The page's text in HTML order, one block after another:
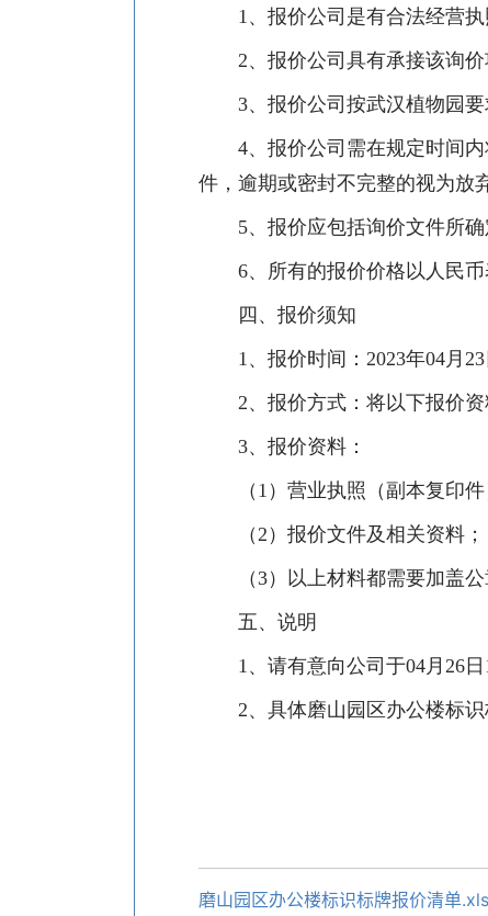
1 、报价公司是有合法经营
2、报价公司具有承接该询
3、报价公司按武汉植物园
4、 报价公司需在规定时间
件，逾期或密封不完整的视为放
5、 报价应包括询价文件所
6、所有的报价价格以人民币
四、报价须知
1 、报价时间： 2023年04 月 23
2、报价方式：将以下报价
3、报价资料：
（ 1 ） 营业执照（副本复印件
（ 2 ）报价文件及相关资料；
（3）以上材料都需要加盖公
五、说明
1 、请有意向公司于04 月 26日
2、具体磨山园区办公楼标识
磨山园区办公楼标识标牌报价清单